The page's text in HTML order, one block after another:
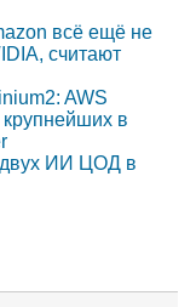
всё ещё не
считают
AWS
в
двух ИИ ЦОД в